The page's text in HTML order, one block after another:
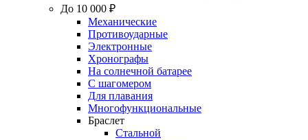
До 10 000 ₽
Механические
Противоударные
Электронные
Хронографы
На солнечной батарее
С шагомером
Для плавания
Многофункциональные
Браслет
Стальной